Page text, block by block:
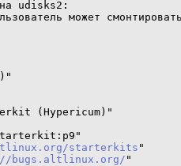
udisks2:
может
(Hypericum)"
starterkits "
bugs.altlinux.org/ "